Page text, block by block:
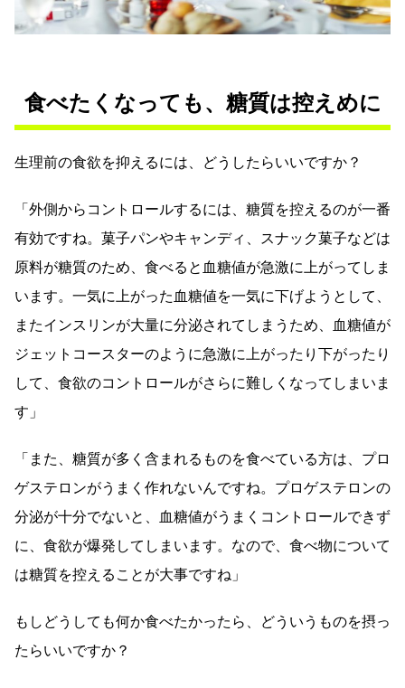
食べたくなっても、糖質は控えめに
生理前の食欲を抑えるには、どうしたらいいですか？
「外側からコントロールするには、糖質を控えるのが一番
有効ですね。菓子パンやキャンディ、スナック菓子などは
原料が糖質のため、食べると血糖値が急激に上がってしま
います。一気に上がった血糖値を一気に下げようとして、
またインスリンが大量に分泌されてしまうため、血糖値が
ジェットコースターのように急激に上がったり下がったり
して、食欲のコントロールがさらに難しくなってしまいま
す」
「また、糖質が多く含まれるものを食べている方は、プロ
ゲステロンがうまく作れないんですね。プロゲステロンの
分泌が十分でないと、血糖値がうまくコントロールできず
に、食欲が爆発してしまいます。なので、食べ物について
は糖質を控えることが大事ですね」
もしどうしても何か食べたかったら、どういうものを摂っ
たらいいですか？